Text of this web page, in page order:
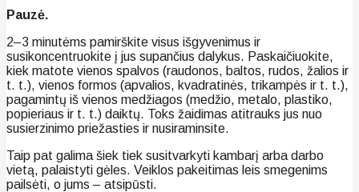
Pauzė.
2–3 minutėms pamirškite visus išgyvenimus ir
susikoncentruokite į jus supančius dalykus. Paskaičiuokite,
kiek matote vienos spalvos (raudonos, baltos, rudos, žalios ir
t. t.), vienos formos (apvalios, kvadratinės, trikampės ir t. t.),
pagamintų iš vienos medžiagos (medžio, metalo, plastiko,
popieriaus ir t. t.) daiktų. Toks žaidimas atitrauks jus nuo
susierzinimo priežasties ir nusiraminsite.
Taip pat galima šiek tiek susitvarkyti kambarį arba darbo
vietą, palaistyti gėles. Veiklos pakeitimas leis smegenims
pailsėti, o jums – atsipūsti.